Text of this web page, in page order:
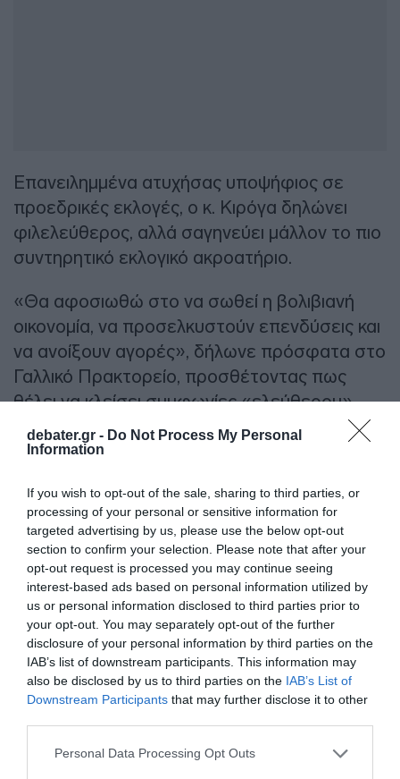
debater.gr - Do Not Process My Personal
Information
If you wish to opt-out of the sale, sharing to third parties, or
processing of your personal or sensitive information for
targeted advertising by us, please use the below opt-out
section to confirm your selection. Please note that after your
opt-out request is processed you may continue seeing
interest-based ads based on personal information utilized by
us or personal information disclosed to third parties prior to
your opt-out. You may separately opt-out of the further
disclosure of your personal information by third parties on the
IAB’s list of downstream participants. This information may
also be disclosed by us to third parties on the IAB’s List of
Downstream Participants that may further disclose it to other
Please note that this website/app uses one or more Google
Personal Data Processing Opt Outs
Επανειλημμένα ατυχήσας υποψήφιος σε
προεδρικές εκλογές, ο κ. Κιρόγα δηλώνει
φιλελεύθερος, αλλά σαγηνεύει μάλλον το πιο
συντηρητικό εκλογικό ακροατήριο.
«Θα αφοσιωθώ στο να σωθεί η βολιβιανή
οικονομία, να προσελκυστούν επενδύσεις και
να ανοίξουν αγορές», δήλωνε πρόσφατα στο
Γαλλικό Πρακτορείο, προσθέτοντας πως
θέλει να κλείσει συμφωνίες «ελεύθερου»
εμπορίου με την Κίνα, τη Νότια Κορέα, την
Ιαπωνία και την Ευρώπη.
Υπόσχεται «ριζοσπαστική αλλαγή» πολιτικής,
θέτοντας ψηλά στις προτεραιότητές του τη
μείωση του ελλείμματος, τις ιδιωτικοποιήσεις
των προβληματικών δημόσιων επιχειρήσεων,
καθώς και την αναθεώρηση του Συντάγματος.
Προβλέπει ότι η κρίση δεν θα περάσει έτσι
απλά: «Είναι η πιο μεγάλη θεσμική, οικονομική
και ηθική πρόκληση της ιστορίας μας. Και θα
συμμετάσχει στον δεύτερο γύρο των